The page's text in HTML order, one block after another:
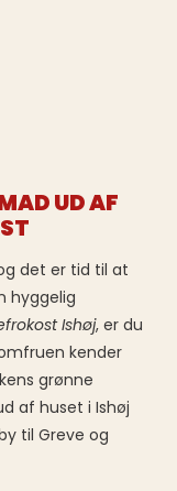
UD AF
det er tid til at
hyggelig
Ishøj, er du
kender
grønne
af huset i Ishøj
til Greve og